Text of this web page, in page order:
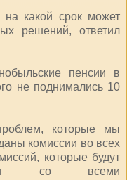
какой срок может
решений, ответил
пенсии в
не поднимались 10
которые мы
комиссии во всех
которые будут
со всеми